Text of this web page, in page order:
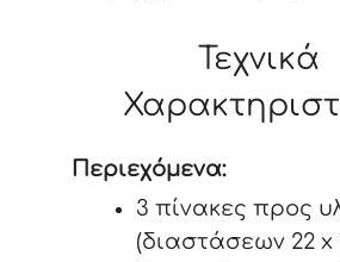
Τεχνικά
Περιεχόμενα:
3 πίνακες προς
(διαστάσεων 22 x